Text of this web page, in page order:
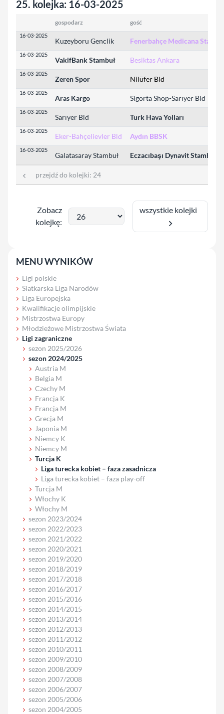
25. kolejka: 16-03-2025
gospodarz gość
16-03-2025
Kuzeyboru Genclik Fenerbahçe Medicana
16-03-2025
VakifBank Stambuł Besiktas Ankara
16-03-2025
Zeren Spor Nilüfer Bld
16-03-2025
Aras Kargo Sigorta Shop-Sarıyer Bld
16-03-2025
Sarıyer Bld Turk Hava Yolları
16-03-2025
Eker-Bahçelievler Bld Aydın BBSK
16-03-2025
Galatasaray Stambuł Eczacıbaşı Dynavit Stambuł
przejdź do kolejki: 24
Zobacz
kolejkę:
wszystkie kolejki
MENU WYNIKÓW
Ligi polskie
Siatkarska Liga Narodów
Liga Europejska
Kwalifikacje olimpijskie
Mistrzostwa Europy
Młodzieżowe Mistrzostwa Świata
Ligi zagraniczne
sezon 2025/2026
sezon 2024/2025
Austria M
Belgia M
Czechy M
Francja K
Francja M
Grecja M
Japonia M
Niemcy K
Niemcy M
Turcja K
Liga turecka kobiet – faza zasadnicza
Liga turecka kobiet – faza play-off
Turcja M
Włochy K
Włochy M
sezon 2023/2024
sezon 2022/2023
sezon 2021/2022
sezon 2020/2021
sezon 2019/2020
sezon 2018/2019
sezon 2017/2018
sezon 2016/2017
sezon 2015/2016
sezon 2014/2015
sezon 2013/2014
sezon 2012/2013
sezon 2011/2012
sezon 2010/2011
sezon 2009/2010
sezon 2008/2009
sezon 2007/2008
sezon 2006/2007
sezon 2005/2006
sezon 2004/2005